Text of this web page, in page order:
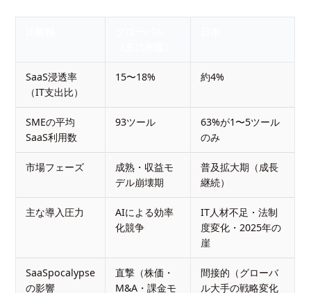
SaaS浸透率
（IT支出比）
15〜18% 約4%
SMEの平均
SaaS利用数
93ツール
63%が1〜5ツール
のみ
市場フェーズ
成熟・収益モ
デル崩壊期
普及拡大期（成長
継続）
主な導入圧力
AIによる効率
化競争
IT人材不足・法制
度変化・2025年の
崖
SaaSpocalypse
の影響
直撃（株価・
M&A・課金モ
間接的（グローバ
ル大手の戦略変化